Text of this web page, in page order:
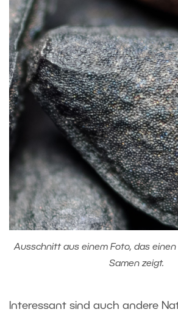
Ausschnitt aus einem Foto, das
Samen zeigt.
Interessant sind auch andere